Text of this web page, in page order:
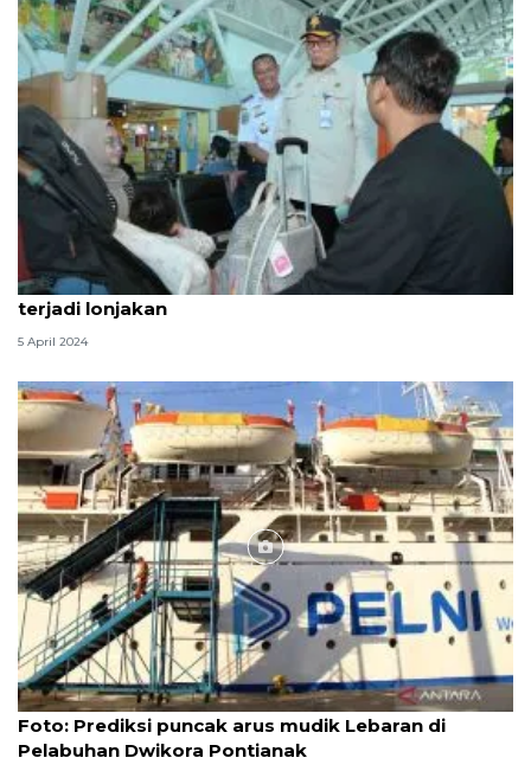
Kemenhub: Angkutan Lebaran di Pontianak belum
terjadi lonjakan
5 April 2024
Foto
Foto: Prediksi puncak arus mudik Lebaran di
Pelabuhan Dwikora Pontianak